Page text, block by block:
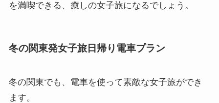
を満喫できる、癒しの女子旅になるでしょう。
冬の関東発女子旅日帰り電車プラン
冬の関東でも、電車を使って素敵な女子旅ができ
ます。